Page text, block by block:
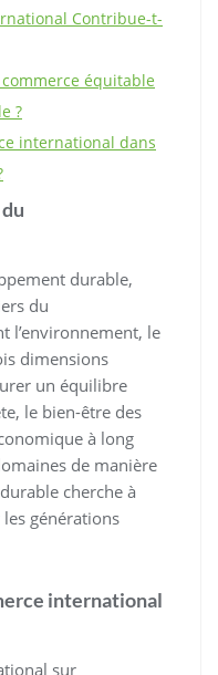
Contribue-t-
équitable
?
international dans
durable,
du
l’environnement, le
dimensions
un équilibre
le bien-être des
à long
de manière
cherche à
générations
international
sur